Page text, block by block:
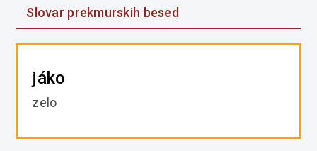
Slovar prekmurskih besed
jáko
zelo